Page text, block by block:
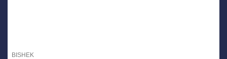
BISHEK